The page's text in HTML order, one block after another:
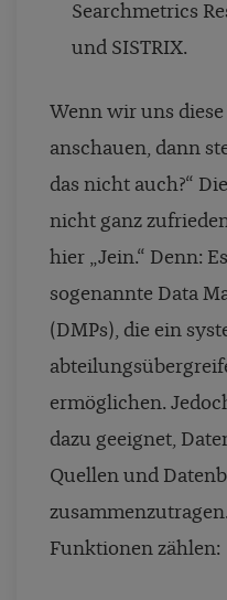
Searchmetrics
und SISTRIX.
Wenn wir uns diese
anschauen, dann
das nicht auch?“
nicht ganz
hier „Jein.“ Denn:
sogenannte Data
(DMPs), die ein
ermöglichen.
dazu geeignet,
Quellen und
Funktionen zählen: